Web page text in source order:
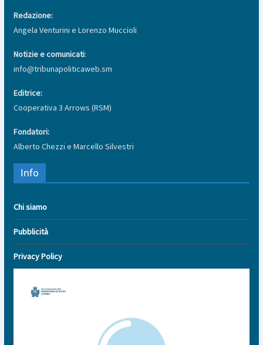
Redazione:
Angela Venturini e Lorenzo Muccioli
Notizie e comunicati:
info@tribunapoliticaweb.sm
Editrice:
Cooperativa 3 Arrows (RSM)
Fondatori:
Alberto Chezzi e Marcello Silvestri
Info
Chi siamo
Pubblicità
Privacy Policy